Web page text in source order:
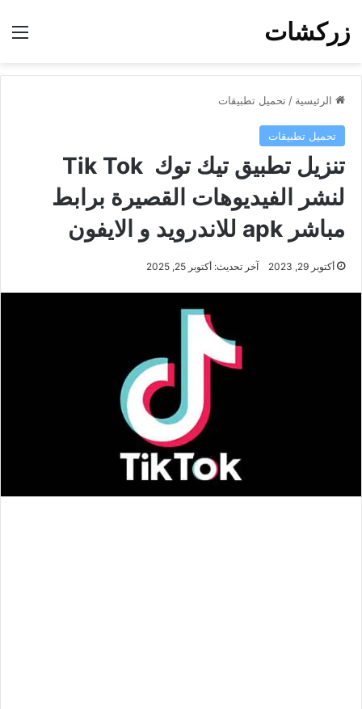
زركشات
الرئيسية / تحميل تطبيقات
تحميل تطبيقات
تنزيل تطبيق تيك توك Tik Tok
لنشر الفيديوهات القصيرة برابط
مباشر apk للاندرويد و الايفون
أكتوبر 29, 2023 آخر تحديث: أكتوبر 25, 2025